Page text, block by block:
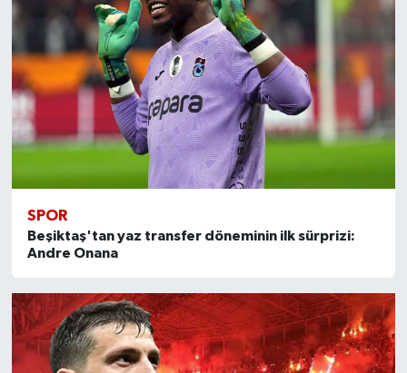
SPOR
Beşiktaş'tan yaz transfer döneminin ilk sürprizi:
Andre Onana